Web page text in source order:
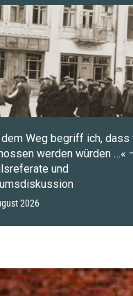
dem Weg begriff ich, dass
werden würden …«
und
2026